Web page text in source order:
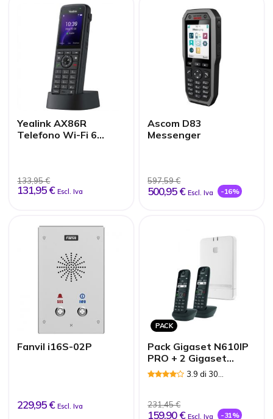
Yealink AX86R
Telefono Wi-Fi 6
133,95 €
131,95 € Escl. Iva
Ascom D83
Messenger
597,59 €
500,95 € Escl. Iva -16%
Fanvil i16S-02P
229,95 € Escl. Iva
PACK
Pack Gigaset N610IP
PRO + 2 Gigaset
AS690HX Nero
3.9 di 30
231,45 €
159,90 € Escl. Iva -31%